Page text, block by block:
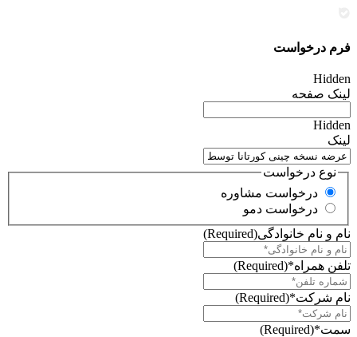
فرم درخواست
Hidden
لینک صفحه
Hidden
لینک
نوع درخواست
درخواست مشاوره
درخواست دمو
نام و نام خانوادگی(Required)
تلفن همراه*(Required)
نام شرکت*(Required)
سمت*(Required)